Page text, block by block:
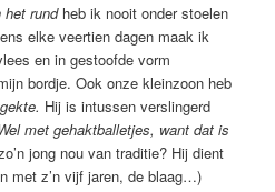
het rundheb ik nooit onder stoelen
elke veertien dagen maak ik
en in gestoofde vorm
bordje. Ook onze kleinzoon heb
Hij is intussen verslingerd
met gehaktballetjes, want dat is
jong nou van traditie? Hij dient
met z’n vijf jaren, de blaag…)